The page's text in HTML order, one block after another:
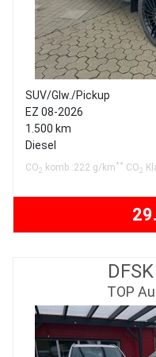
SUV/Glw./Pickup
EZ 08-2026
1.500 km
Diesel
CO2 komb.:222 g/km ** CO2
TOP